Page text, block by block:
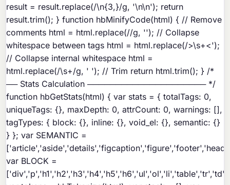
result = result.replace(/\n{3,}/g, '\n\n'); return
result.trim(); } function hbMinifyCode(html) { // Remove
comments html = html.replace(//g, ''); // Collapse
whitespace between tags html = html.replace(/>\s+<');
// Collapse internal whitespace html =
html.replace(/\s+/g, ' '); // Trim return html.trim(); } /*
── Stats Calculation ───────────────────── */
function hbGetStats(html) { var stats = { totalTags: 0,
uniqueTags: {}, maxDepth: 0, attrCount: 0, warnings: [],
tagTypes: { block: {}, inline: {}, void_el: {}, semantic: {}
} }; var SEMANTIC =
var BLOCK =